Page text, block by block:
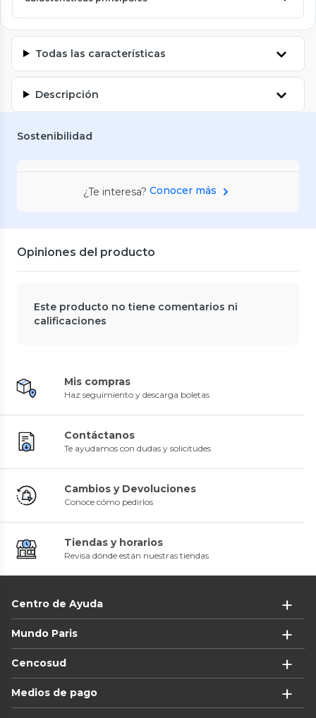
Todas las características
Descripción
Sostenibilidad
¿Te interesa? Conocer más
Opiniones del producto
Este producto no tiene comentarios ni
calificaciones
Mis compras
Haz seguimiento y descarga boletas
Contáctanos
Te ayudamos con dudas y solicitudes
Cambios y Devoluciones
Conoce cómo pedirlos
Tiendas y horarios
Revisa dónde están nuestras tiendas
Centro de Ayuda
Mundo Paris
Cencosud
Medios de pago